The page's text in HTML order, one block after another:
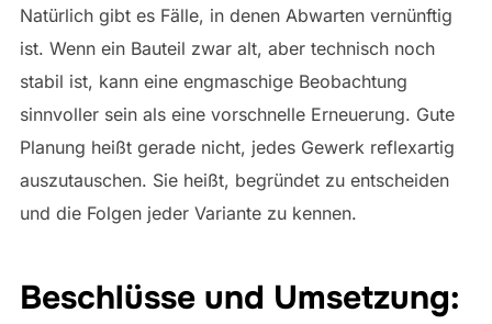
Natürlich gibt es Fälle, in denen Abwarten vernünftig
ist. Wenn ein Bauteil zwar alt, aber technisch noch
stabil ist, kann eine engmaschige Beobachtung
sinnvoller sein als eine vorschnelle Erneuerung. Gute
Planung heißt gerade nicht, jedes Gewerk reflexartig
auszutauschen. Sie heißt, begründet zu entscheiden
und die Folgen jeder Variante zu kennen.
Beschlüsse und Umsetzung: